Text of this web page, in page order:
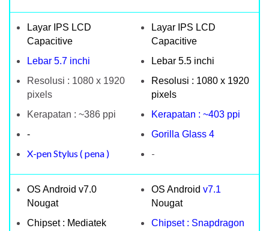
Layar IPS LCD
Capacitive
Lebar 5.7 inchi
Resolusi : 1080 x 1920
pixels
Kerapatan : ~386 ppi
-
X-pen Stylus ( pena )
Layar IPS LCD
Capacitive
Lebar 5.5 inchi
Resolusi : 1080 x 1920
pixels
Kerapatan : ~403 ppi
Gorilla Glass 4
-
OS Android v7.0
Nougat
Chipset : Mediatek
OS Android v7.1
Nougat
Chipset : Snapdragon